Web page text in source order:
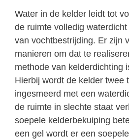
Water in de kelder leidt tot
de ruimte volledig
van vochtbestrijding. Er zijn
manieren om dat te
methode van kelderdichting
Hierbij wordt de kelder twee
ingesmeerd met een
de ruimte in slechte staat
soepele kelderbekuiping
een gel wordt er een